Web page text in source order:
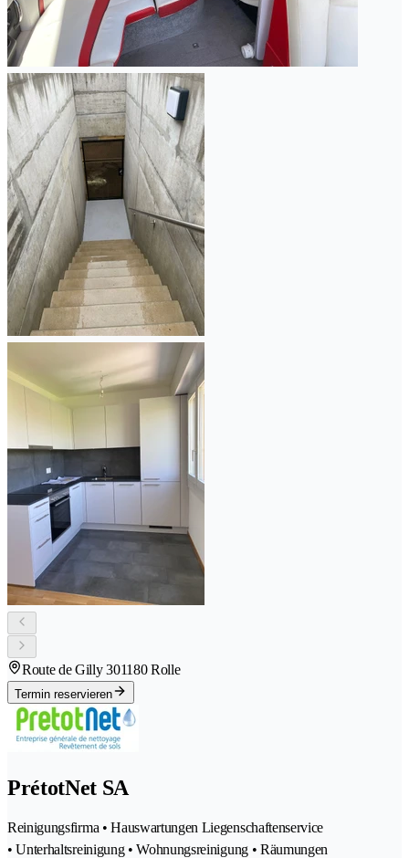
Route de Gilly 301180 Rolle
Termin reservieren
PrétotNet SA
Reinigungsfirma • Hauswartungen Liegenschaftenservice
• Unterhaltsreinigung • Wohnungsreinigung • Räumungen